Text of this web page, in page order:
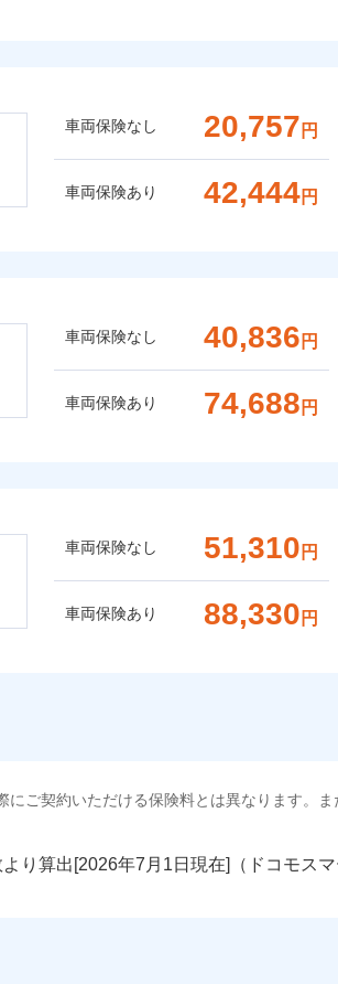
車両保険なし 20,757 円
車両保険あり 42,444円
車両保険なし 40,836 円
車両保険あり 74,688 円
車両保険なし 51,310 円
車両保険あり 88,330 円
ご契約いただける保険料とは異なります。
り算出[ 年 月 日現在]（ドコモス